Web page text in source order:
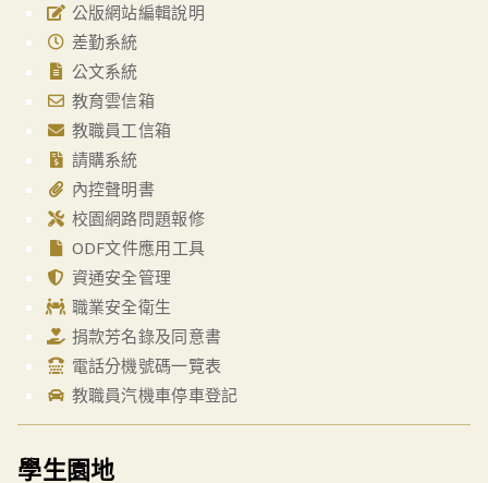
公版網站編輯說明
差勤系統
公文系統
教育雲信箱
教職員工信箱
請購系統
內控聲明書
校園網路問題報修
ODF文件應用工具
資通安全管理
職業安全衛生
捐款芳名錄及同意書
電話分機號碼一覽表
教職員汽機車停車登記
學生園地